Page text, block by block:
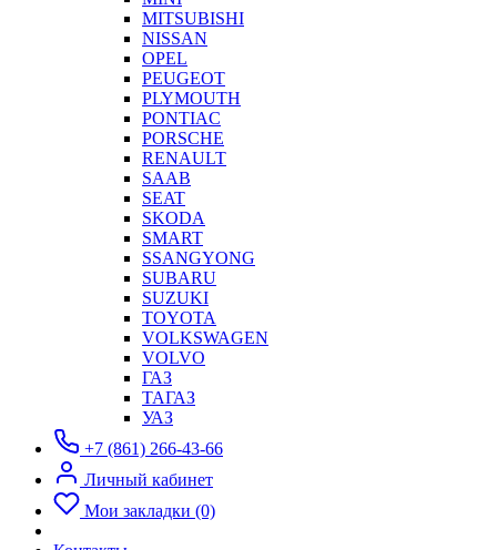
MITSUBISHI
NISSAN
OPEL
PEUGEOT
PLYMOUTH
PONTIAC
PORSCHE
RENAULT
SAAB
SEAT
SKODA
SMART
SSANGYONG
SUBARU
SUZUKI
TOYOTA
VOLKSWAGEN
VOLVO
ГАЗ
ТАГАЗ
УАЗ
+7 (861) 266-43-66
Личный кабинет
Мои закладки (0)